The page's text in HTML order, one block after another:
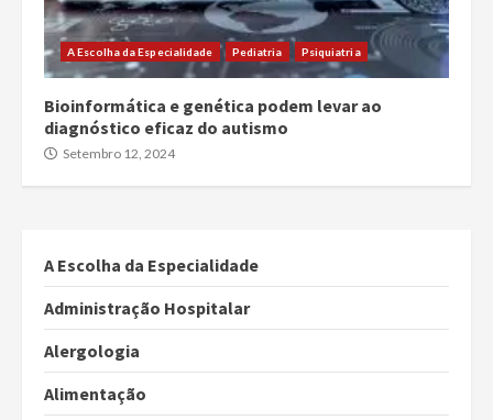
A Escolha da Especialidade Pediatria Psiquiatria
Bioinformática e genética podem levar ao
diagnóstico eficaz do autismo
Setembro 12, 2024
A Escolha da Especialidade
Administração Hospitalar
Alergologia
Alimentação